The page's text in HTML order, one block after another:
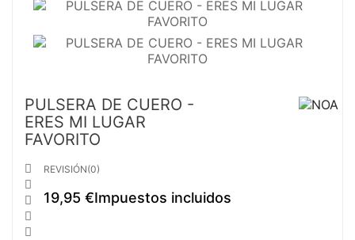
PULSERA DE CUERO -
ERES MI LUGAR
FAVORITO





REVISIÓN(0)
19,95 €Impuestos incluidos